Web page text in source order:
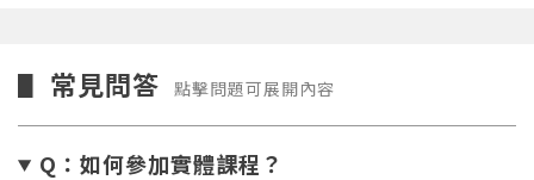
▋ 常見問答 點擊問題可展開內容
Q：如何參加實體課程？